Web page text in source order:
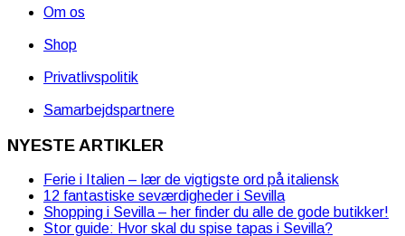
Om os
Shop
Privatlivspolitik
Samarbejdspartnere
NYESTE ARTIKLER
Ferie i Italien – lær de vigtigste ord på italiensk
12 fantastiske seværdigheder i Sevilla
Shopping i Sevilla – her finder du alle de gode butikker!
Stor guide: Hvor skal du spise tapas i Sevilla?